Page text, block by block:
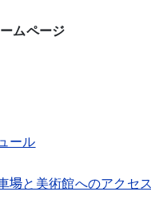
ムページ
ール
場と美術館へのアクセス